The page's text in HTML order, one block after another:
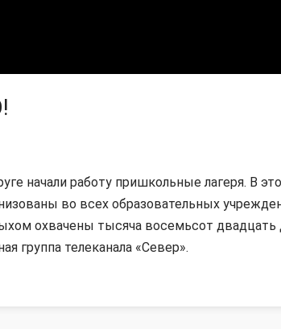
начали работу пришкольные лагеря. В
во всех образовательных
охвачены тысяча восемьсот
группа телеканала «Север».